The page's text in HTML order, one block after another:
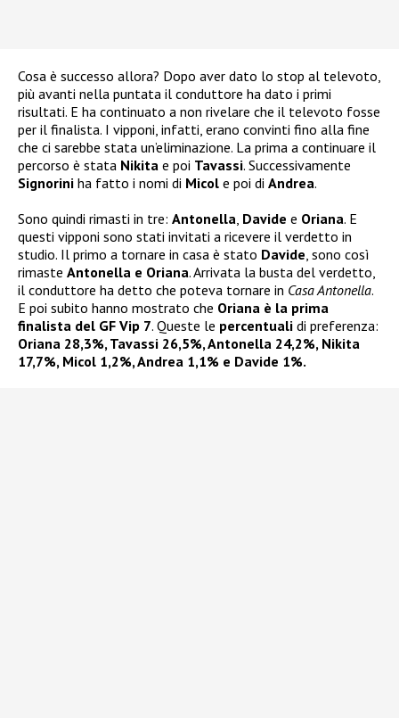
Cosa è successo allora? Dopo aver dato lo stop al televoto,
più avanti nella puntata il conduttore ha dato i primi
risultati. E ha continuato a non rivelare che il televoto fosse
per il finalista. I vipponi, infatti, erano convinti fino alla fine
che ci sarebbe stata un’eliminazione. La prima a continuare il
percorso è stata Nikita e poi Tavassi. Successivamente
Signorini ha fatto i nomi di Micol e poi di Andrea.
Sono quindi rimasti in tre: Antonella, Davide e Oriana. E
questi vipponi sono stati invitati a ricevere il verdetto in
studio. Il primo a tornare in casa è stato Davide, sono così
rimaste Antonella e Oriana. Arrivata la busta del verdetto,
il conduttore ha detto che poteva tornare in Casa Antonella.
E poi subito hanno mostrato che Oriana è la prima
finalista del GF Vip 7. Queste le percentuali di preferenza:
Oriana 28,3%, Tavassi 26,5%, Antonella 24,2%, Nikita
17,7%, Micol 1,2%, Andrea 1,1% e Davide 1%.